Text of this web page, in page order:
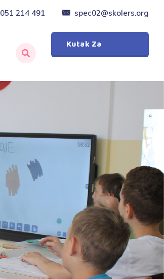
051 214 491 spec02@skolers.org
Kutak Za